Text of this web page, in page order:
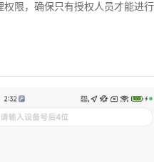
限，确保只有授权人员才能进